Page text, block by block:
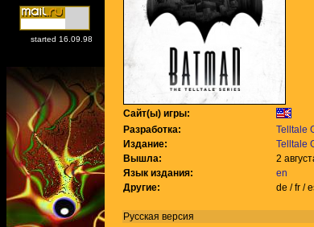
started 16.09.98
Сайт(ы) игры:
Разработка:
Telltale
Издание:
Telltale
Вышла:
2
Язык издания:
en
Другие:
de / fr /
Русская версия